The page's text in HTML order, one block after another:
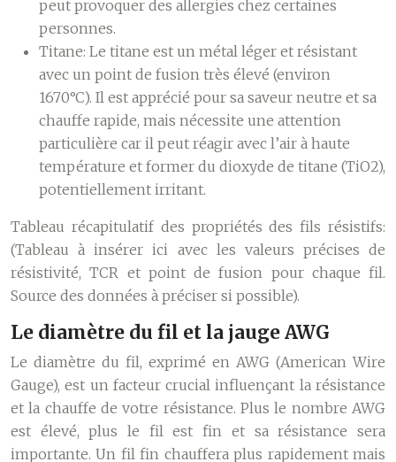
peut provoquer des allergies chez certaines
personnes.
Titane: Le titane est un métal léger et résistant
avec un point de fusion très élevé (environ
1670°C). Il est apprécié pour sa saveur neutre et sa
chauffe rapide, mais nécessite une attention
particulière car il peut réagir avec l’air à haute
température et former du dioxyde de titane (TiO2),
potentiellement irritant.
Tableau récapitulatif des propriétés des fils résistifs:
(Tableau à insérer ici avec les valeurs précises de
résistivité, TCR et point de fusion pour chaque fil.
Source des données à préciser si possible).
Le diamètre du fil et la jauge AWG
Le diamètre du fil, exprimé en AWG (American Wire
Gauge), est un facteur crucial influençant la résistance
et la chauffe de votre résistance. Plus le nombre AWG
est élevé, plus le fil est fin et sa résistance sera
importante. Un fil fin chauffera plus rapidement mais